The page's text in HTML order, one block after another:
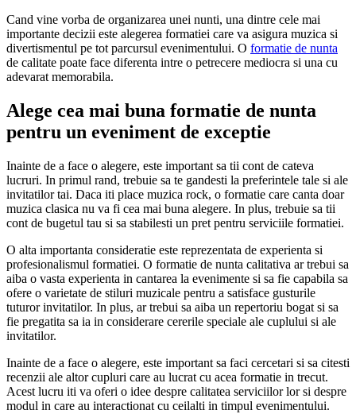
Cand vine vorba de organizarea unei nunti, una dintre cele mai
importante decizii este alegerea formatiei care va asigura muzica si
divertismentul pe tot parcursul evenimentului. O formatie de nunta
de calitate poate face diferenta intre o petrecere mediocra si una cu
adevarat memorabila.
Alege cea mai buna formatie de nunta
pentru un eveniment de exceptie
Inainte de a face o alegere, este important sa tii cont de cateva
lucruri. In primul rand, trebuie sa te gandesti la preferintele tale si ale
invitatilor tai. Daca iti place muzica rock, o formatie care canta doar
muzica clasica nu va fi cea mai buna alegere. In plus, trebuie sa tii
cont de bugetul tau si sa stabilesti un pret pentru serviciile formatiei.
O alta importanta consideratie este reprezentata de experienta si
profesionalismul formatiei. O formatie de nunta calitativa ar trebui sa
aiba o vasta experienta in cantarea la evenimente si sa fie capabila sa
ofere o varietate de stiluri muzicale pentru a satisface gusturile
tuturor invitatilor. In plus, ar trebui sa aiba un repertoriu bogat si sa
fie pregatita sa ia in considerare cererile speciale ale cuplului si ale
invitatilor.
Inainte de a face o alegere, este important sa faci cercetari si sa citesti
recenzii ale altor cupluri care au lucrat cu acea formatie in trecut.
Acest lucru iti va oferi o idee despre calitatea serviciilor lor si despre
modul in care au interactionat cu ceilalti in timpul evenimentului.